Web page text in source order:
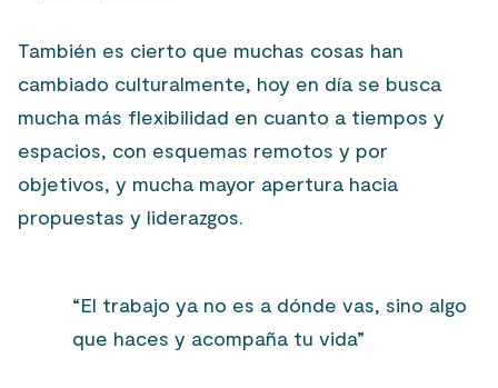
También es cierto que muchas cosas han
cambiado culturalmente, hoy en día se busca
mucha más flexibilidad en cuanto a tiempos y
espacios, con esquemas remotos y por
objetivos, y mucha mayor apertura hacia
propuestas y liderazgos.
“El trabajo ya no es a dónde vas, sino algo
que haces y acompaña tu vida”